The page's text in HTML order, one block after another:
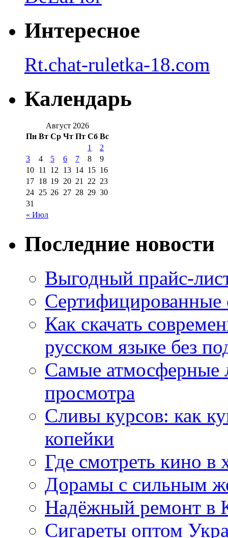
Интересное
Rt.chat-ruletka-18.com
Календарь
Август 2026
Пн Вт Ср Чт Пт Сб Вс
« Июл
1
2
3
4 5 6 7 8
9
10 11 12 13 14 15 16
17 18 19 20 21 22 23
24 25 26 27 28 29 30
31
Последние новости
Выгодный прайс-
Как скачать
русском языке без
Самые атмосферные
просмотра
Сливы курсов: как
копейки
Где смотреть кино в
Дорамы с сильным
Надёжный ремонт в
Сигареты оптом